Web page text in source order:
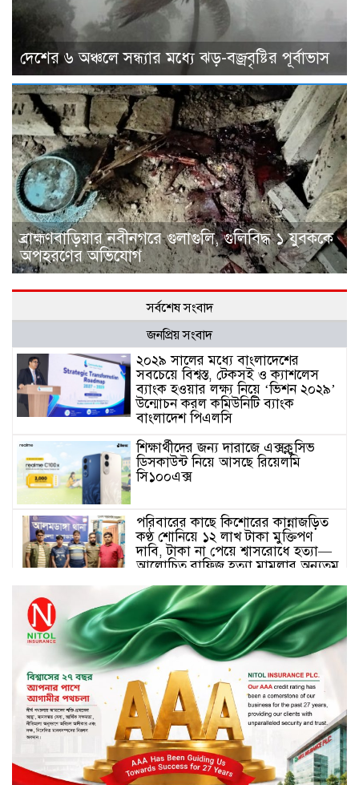
দেশের ৬ অঞ্চলে সন্ধ্যার মধ্যে ঝড়-বজ্রবৃষ্টির পূর্বাভাস
ব্রাহ্মণবাড়িয়ার নবীনগরে গুলাগুলি, গুলিবিদ্ধ ১ যুবককে
অপহরণের অভিযোগ
সর্বশেষ সংবাদ
জনপ্রিয় সংবাদ
২০২৯ সালের মধ্যে বাংলাদেশের
সবচেয়ে বিশ্বস্ত, টেকসই ও ক্যাশলেস
ব্যাংক হওয়ার লক্ষ্য নিয়ে ‘ভিশন ২০২৯’
উন্মোচন করল কমিউনিটি ব্যাংক
বাংলাদেশ পিএলসি
শিক্ষার্থীদের জন্য দারাজে এক্সক্লুসিভ
ডিসকাউন্ট নিয়ে আসছে রিয়েলমি
সি১০০এক্স
পরিবারের কাছে কিশোরের কান্নাজড়িত
কণ্ঠ শোনিয়ে ১২ লাখ টাকা মুক্তিপণ
দাবি, টাকা না পেয়ে শ্বাসরোধে হত্যা—
আলোচিত রাফিজ হত্যা মামলার অন্যতম
নড়াইলে বিএনপির ৬ নেতার
বহিষ্কারাদেশ প্রত্যাহার
দেশজুড়ে কেনাকাটায় সেরা অফার, ব্র্যান্ড
রাশ আওয়ার এবং এক্সক্লুসিভ পেমেন্ট
ডিসকাউন্ট নিয়ে এলো দারাজ ৮.৮ গ্রেট
৮ সেল
টাঙ্গাইল জেলা পরিষদের ২৩লাখ টাকার
অনুদান বিতরণ